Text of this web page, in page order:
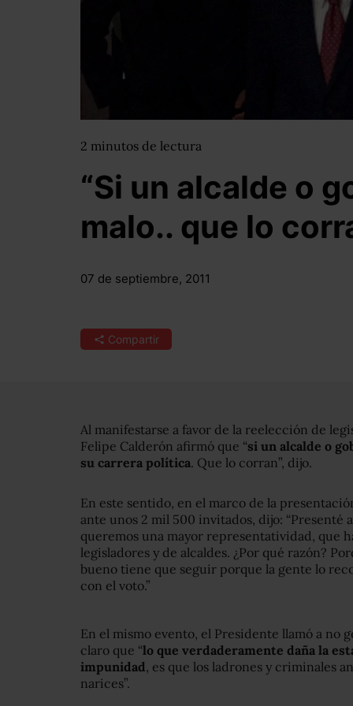
2 minutos de lectura
“Si un alcalde o
malo.. que lo
07 de septiembre, 2011
Compartir
Al manifestarse a favor de la reelección de
Felipe Calderón afirmó que “si un alcalde o
su carrera política. Que lo corran”, dijo.
En este sentido, en el marco de la
ante unos 2 mil 500 invitados, dijo: “Presenté
queremos una mayor representatividad, que
legisladores y de alcaldes. ¿Por qué razón?
bueno tiene que seguir porque la gente lo
con el voto.”
En el mismo evento, el Presidente llamó a no
claro que “lo que verdaderamente daña la
impunidad, es que los ladrones y criminales
narices”.